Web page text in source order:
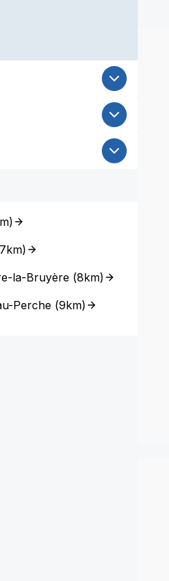
)
7km)
la-Bruyère(8km)
Perche(9km)